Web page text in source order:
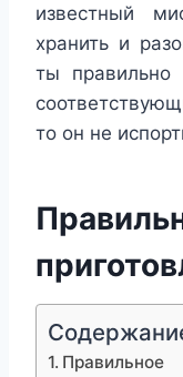
известный
хранить и
ты
то он не
Правильное